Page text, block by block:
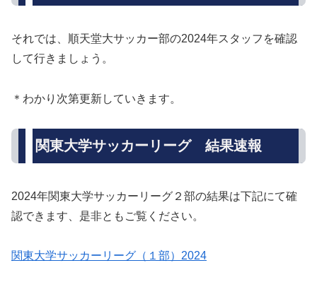
それでは、順天堂大サッカー部の2024年スタッフを確認
して行きましょう。
＊わかり次第更新していきます。
関東大学サッカーリーグ 結果速報
2024年関東大学サッカーリーグ２部の結果は下記にて確
認できます、是非ともご覧ください。
関東大学サッカーリーグ（１部）2024